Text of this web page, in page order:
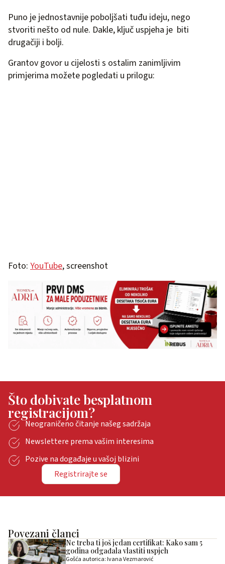
Puno je jednostavnije poboljšati tuđu ideju, nego
stvoriti nešto od nule. Dakle, ključ uspjeha je biti
drugačiji i bolji.
Grantov govor u cijelosti s ostalim zanimljivim
primjerima možete pogledati u prilogu:
Foto: YouTube, screenshot
Što dobivate besplatnom
registracijom?
Neograničeno čitanje našeg sadržaja
Newslettere prema vašim interesima
Pozive na događaje u vašoj blizini
Registrirajte se
Povezani članci
Ne treba ti još jedan certifikat: Kako sam 5
godina odgađala vlastiti uspjeh
Gošća autorica: Ivana Vezmarović